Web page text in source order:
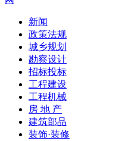
新闻
政策法规
城乡规划
勘察设计
招标投标
工程建设
工程机械
房 地 产
建筑部品
装饰·装修